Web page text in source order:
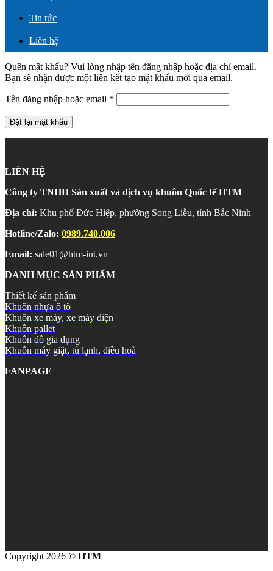
Tin tức
Liên hệ
Quên mật khẩu? Vui lòng nhập tên đăng nhập hoặc địa chỉ email.
Bạn sẽ nhận được một liên kết tạo mật khẩu mới qua email.
Tên đăng nhập hoặc email *
buộc
Đặt lại mật khẩu
LIÊN HỆ
Công ty TNHH Sản xuất và dịch vụ khuôn Quốc tế HTM
Địa chỉ: Khu phố Đức Hiệp, phường Song Liễu, tỉnh Bắc Ninh
Hotline/Zalo: 0989.740.006
Email: sale01@htm-int.vn
DANH MỤC SẢN PHẨM
Thiết kế sản phẩm
Khuôn nhựa ô tô
Khuôn xe máy, xe máy điện
Khuôn pallet
Khuôn đồ gia dụng
Khuôn máy giặt, tủ lạnh, điều hoà
FANPAGE
Copyright 2026 © HTM